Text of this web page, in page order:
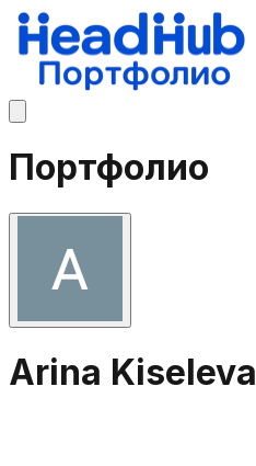
Портфолио
Arina Kiseleva